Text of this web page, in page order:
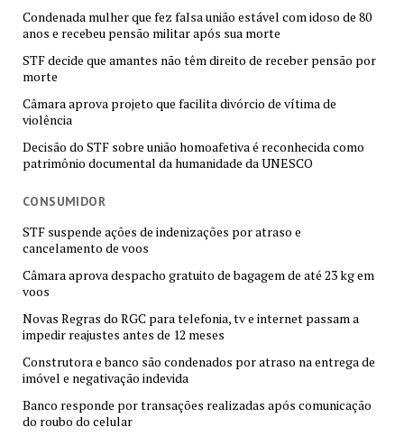
Condenada mulher que fez falsa união estável com idoso de 80
anos e recebeu pensão militar após sua morte
STF decide que amantes não têm direito de receber pensão por
morte
Câmara aprova projeto que facilita divórcio de vítima de
violência
Decisão do STF sobre união homoafetiva é reconhecida como
patrimônio documental da humanidade da UNESCO
CONSUMIDOR
STF suspende ações de indenizações por atraso e
cancelamento de voos
Câmara aprova despacho gratuito de bagagem de até 23 kg em
voos
Novas Regras do RGC para telefonia, tv e internet passam a
impedir reajustes antes de 12 meses
Construtora e banco são condenados por atraso na entrega de
imóvel e negativação indevida
Banco responde por transações realizadas após comunicação
do roubo do celular